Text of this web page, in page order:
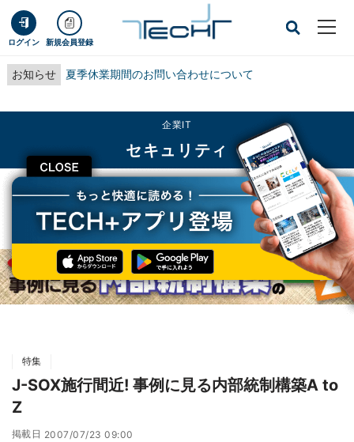
ログイン 新規会員登録
お知らせ 夏季休業期間のお問い合わせについて
CLOSE
企業IT
セキュリティ
TECH+ 企業IT
セキュリティ
J-SOX施行間近! 事例に見る内部統制構築A to Z
特集
J-SOX施行間近! 事例に見る内部統制構築A to
Z
掲載日 2007/07/23 09:00